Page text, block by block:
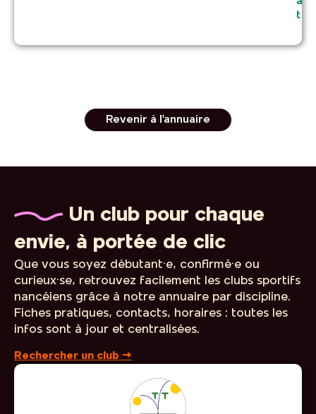
t
Revenir à l'annuaire
Un club pour chaque
envie, à portée de clic
Que vous soyez débutant·e, confirmé·e ou
curieux·se, retrouvez facilement les clubs sportifs
nancéiens grâce à notre annuaire par discipline.
Fiches pratiques, contacts, horaires : toutes les
infos sont à jour et centralisées.
Rechercher un club →